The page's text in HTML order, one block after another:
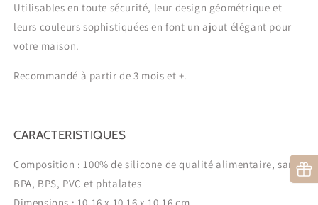
Utilisables en toute sécurité, leur design géométrique et
leurs couleurs sophistiquées en font un ajout élégant pour
votre maison.
Recommandé à partir de 3 mois et +.
CARACTERISTIQUES
Composition : 100% de silicone de qualité alimentaire, sans
BPA, BPS, PVC et phtalates